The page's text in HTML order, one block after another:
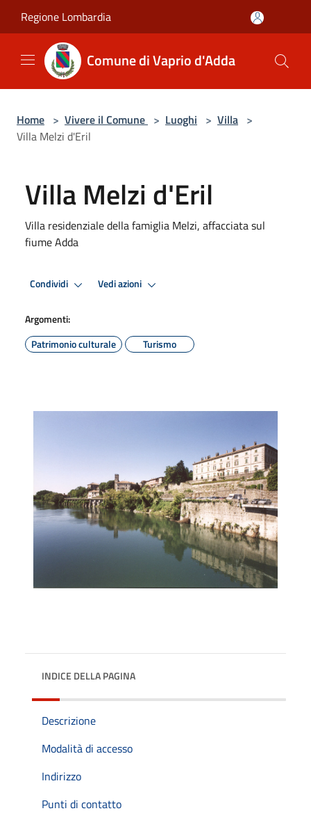
Regione Lombardia
Comune di Vaprio d'Adda
Home > Vivere il Comune > Luoghi > Villa >
Villa Melzi d'Eril
Villa Melzi d'Eril
Villa residenziale della famiglia Melzi, affacciata sul
fiume Adda
Condividi Vedi azioni
Argomenti:
Patrimonio culturale
Turismo
INDICE DELLA PAGINA
Descrizione
Modalità di accesso
Indirizzo
Punti di contatto